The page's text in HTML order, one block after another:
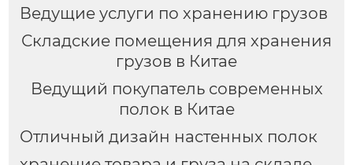
Ведущие услуги по хранению грузов
Складские помещения для хранения
грузов в Китае
Ведущий покупатель современных
полок в Китае
Отличный дизайн настенных полок